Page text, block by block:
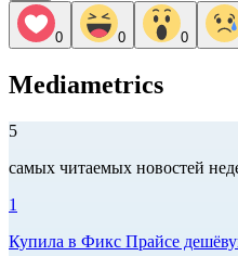
0 0 0
Mediametrics
5
самых читаемых новостей
1
Купила в Фикс Прайсе